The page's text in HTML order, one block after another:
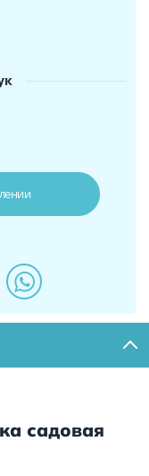
садовая